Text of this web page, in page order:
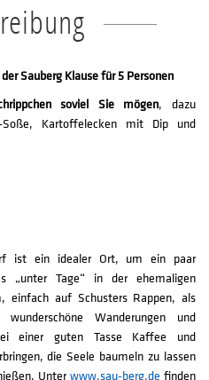
Sauberg Klause für 5 Personen
soviel Sie mögen, dazu
Soße, Kartoffelecken mit Dip und
ist ein idealer Ort, um ein paar
„unter Tage“ in der ehemaligen
einfach auf Schusters Rappen, als
Wanderungen und
einer guten Tasse Kaffee und
die Seele baumeln zu lassen
Unterwww.sau-berg.de finden